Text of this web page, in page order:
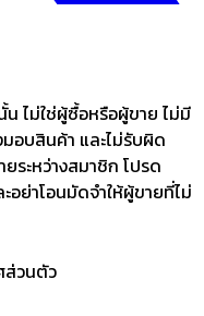
น ไม่ใช่ผู้ซื้อหรือผู้ขาย ไม่มี
มอบสินค้า และไม่รับผิด
ระหว่างสมาชิก โปรด
ย่าโอนมัดจำให้ผู้ขายที่ไม่
ส่วนตัว